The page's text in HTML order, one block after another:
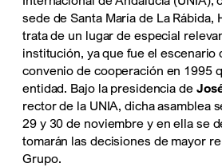
sede de Santa María de La Rábida,
trata de un lugar de especial
institución, ya que fue el escenario
convenio de cooperación en 1995
entidad. Bajo la presidencia de
rector de la UNIA, dicha asamblea
29 y 30 de noviembre y en ella se
tomarán las decisiones de mayor
Grupo.